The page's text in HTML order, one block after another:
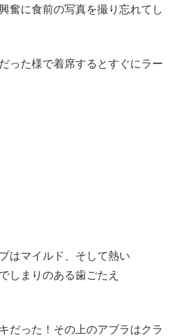
奮に食前の写真を撮り忘れてし
った様で着席するとすぐにラー
はマイルド、そして熱い
しまりのある歯ごたえ
だった！その上のアブラはクラ